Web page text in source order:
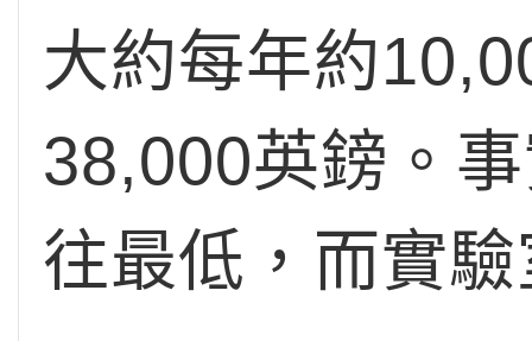
大約每年約
38,000英鎊。
往最低，而實